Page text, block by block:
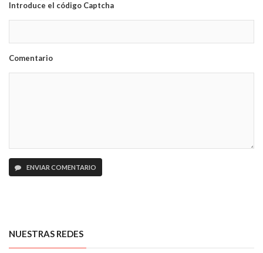
Introduce el código Captcha
Comentario
ENVIAR COMENTARIO
NUESTRAS REDES